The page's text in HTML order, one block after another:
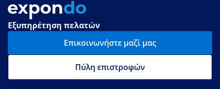
Εξυπηρέτηση πελατών
Επικοινωνήστε μαζί μας
Πύλη επιστροφών